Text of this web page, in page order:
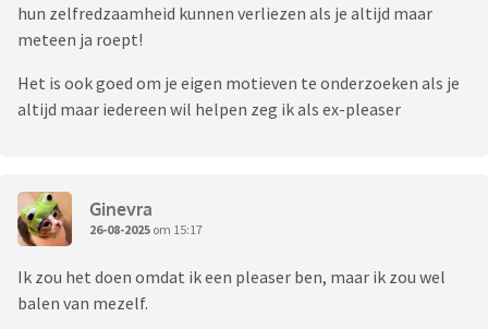
hun zelfredzaamheid kunnen verliezen als je altijd maar
meteen ja roept!
Het is ook goed om je eigen motieven te onderzoeken als je
altijd maar iedereen wil helpen zeg ik als ex-pleaser
Ginevra
26-08-2025 om 15:17
Ik zou het doen omdat ik een pleaser ben, maar ik zou wel
balen van mezelf.